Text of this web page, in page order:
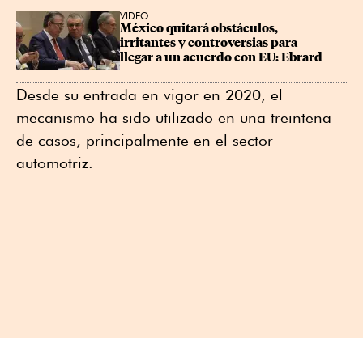
VIDEO
México quitará obstáculos,
irritantes y controversias para
llegar a un acuerdo con EU: Ebrard
Desde su entrada en vigor en 2020, el
mecanismo ha sido utilizado en una treintena
de casos, principalmente en el sector
automotriz.